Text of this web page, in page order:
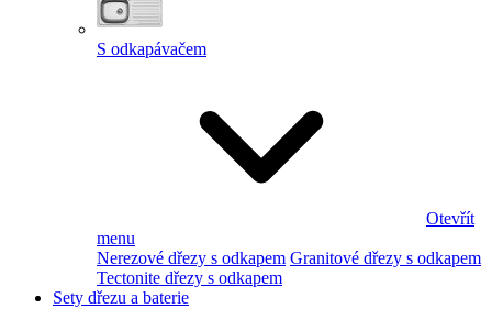
S odkapávačem
Otevřít
menu
Nerezové dřezy s odkapem Granitové dřezy s odkapem
Tectonite dřezy s odkapem
Sety dřezu a baterie